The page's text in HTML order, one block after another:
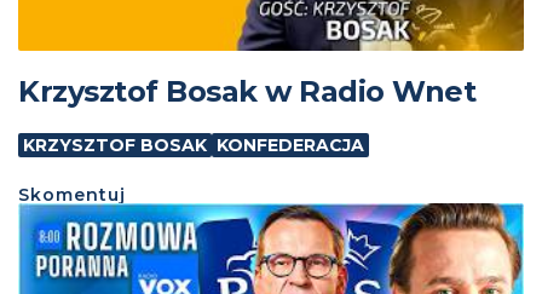
Krzysztof Bosak w Radio Wnet
KRZYSZTOF BOSAK KONFEDERACJA
Skomentuj